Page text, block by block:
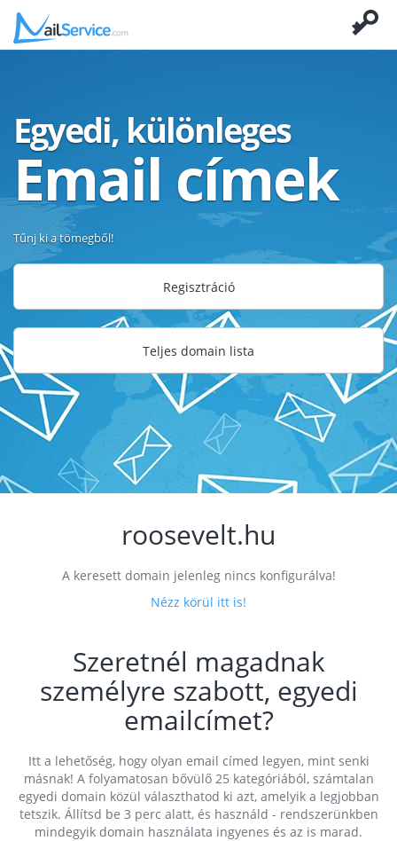
Egyedi, különleges
Email címek
Tűnj ki a tömegből!
Regisztráció
Teljes domain lista
roosevelt.hu
A keresett domain jelenleg nincs konfigurálva!
Nézz körül itt is!
Szeretnél magadnak
személyre szabott, egyedi
emailcímet?
Itt a lehetőség, hogy olyan email címed legyen, mint senki
másnak! A folyamatosan bővülő 25 kategóriából, számtalan
egyedi domain közül választhatod ki azt, amelyik a legjobban
tetszik. Állítsd be 3 perc alatt, és használd - rendszerünkben
mindegyik domain használata ingyenes és az is marad.